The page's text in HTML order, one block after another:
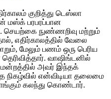
குறித்து டெஸ்லா
மஸ்க் பரபரப்பான
செயற்கை நுண்ணறிவு மற்றும்
எதிர்காலத்தில் வேலை
மேலும் பணம் ஒரு பெரிய
வாஷிங்டனில்
மன்றத்தில் அவர் இந்தக்
நிகழ்வில் என்விடியா தலைமை
கலந்து கொண்டார்.